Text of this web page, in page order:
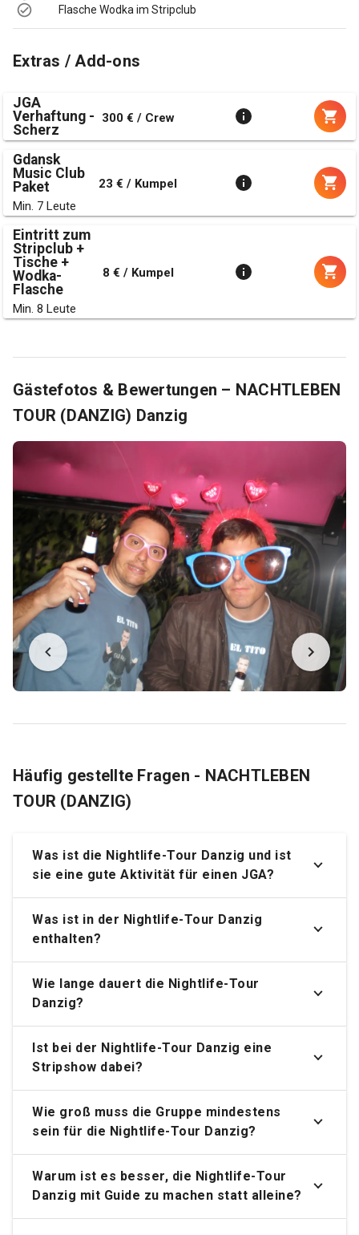
Flasche Wodka im Stripclub
Extras / Add-ons
JGA
Verhaftung -
Scherz
300 € / Crew
Gdansk
Music Club
Paket
Min. 7 Leute
23 € / Kumpel
Eintritt zum
Stripclub +
Tische +
Wodka-
Flasche
Min. 8 Leute
8 € / Kumpel
Gästefotos & Bewertungen – NACHTLEBEN
TOUR (DANZIG) Danzig
Häufig gestellte Fragen - NACHTLEBEN
TOUR (DANZIG)
Was ist die Nightlife-Tour Danzig und ist
sie eine gute Aktivität für einen JGA?
Was ist in der Nightlife-Tour Danzig
enthalten?
Wie lange dauert die Nightlife-Tour
Danzig?
Ist bei der Nightlife-Tour Danzig eine
Stripshow dabei?
Wie groß muss die Gruppe mindestens
sein für die Nightlife-Tour Danzig?
Warum ist es besser, die Nightlife-Tour
Danzig mit Guide zu machen statt alleine?